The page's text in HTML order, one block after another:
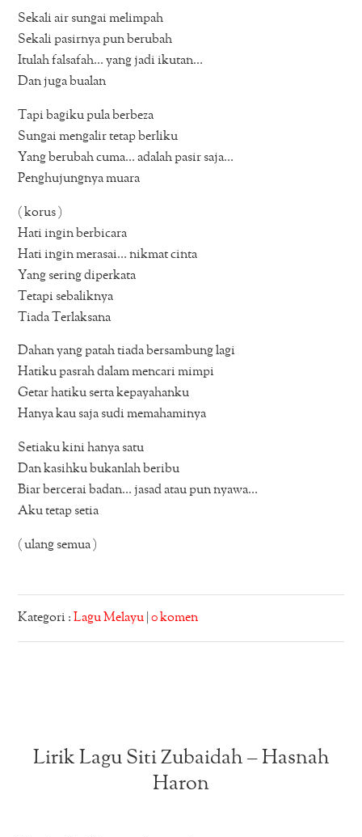
Sekali air sungai melimpah
Sekali pasirnya pun berubah
Itulah falsafah… yang jadi ikutan…
Dan juga bualan
Tapi bagiku pula berbeza
Sungai mengalir tetap berliku
Yang berubah cuma… adalah pasir saja…
Penghujungnya muara
( korus )
Hati ingin berbicara
Hati ingin merasai… nikmat cinta
Yang sering diperkata
Tetapi sebaliknya
Tiada Terlaksana
Dahan yang patah tiada bersambung lagi
Hatiku pasrah dalam mencari mimpi
Getar hatiku serta kepayahanku
Hanya kau saja sudi memahaminya
Setiaku kini hanya satu
Dan kasihku bukanlah beribu
Biar bercerai badan… jasad atau pun nyawa…
Aku tetap setia
( ulang semua )
Kategori :Lagu Melayu |0 komen
Lirik Lagu Siti Zubaidah – Hasnah
Haron